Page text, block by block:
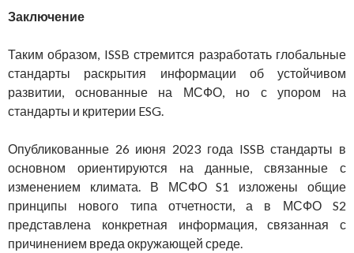
Заключение
Таким образом, ISSB стремится разработать глобальные
стандарты раскрытия информации об устойчивом
развитии, основанные на МСФО, но с упором на
стандарты и критерии ESG.
Опубликованные 26 июня 2023 года ISSB стандарты в
основном ориентируются на данные, связанные с
изменением климата. В МСФО S1 изложены общие
принципы нового типа отчетности, а в МСФО S2
представлена конкретная информация, связанная с
причинением вреда окружающей среде.